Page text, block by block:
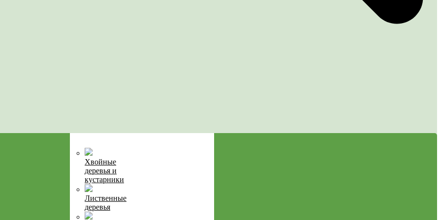
Хвойные
деревья и
кустарники
Лиственные
деревья